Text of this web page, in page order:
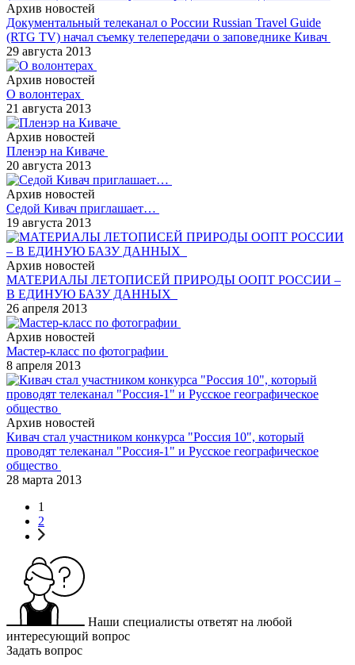
Архив новостей
Документальный телеканал о России Russian Travel Guide
(RTG TV) начал съемку телепередачи о заповеднике Кивач
29 августа 2013
Архив новостей
О волонтерах
21 августа 2013
Архив новостей
Пленэр на Киваче
20 августа 2013
Архив новостей
Седой Кивач приглашает…
19 августа 2013
Архив новостей
МАТЕРИАЛЫ ЛЕТОПИСЕЙ ПРИРОДЫ ООПТ РОССИИ –
В ЕДИНУЮ БАЗУ ДАННЫХ
26 апреля 2013
Архив новостей
Мастер-класс по фотографии
8 апреля 2013
Архив новостей
Кивач стал участником конкурса "Россия 10", который
проводят телеканал "Россия-1" и Русское географическое
общество
28 марта 2013
1
2
Наши специалисты ответят на любой
интересующий вопрос
Задать вопрос